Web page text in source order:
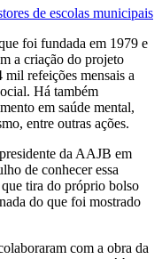
de escolas municipais
foi fundada em 1979 e
a criação do projeto
refeições mensais a
Há também
em saúde mental,
entre outras ações.
da AAJB em
de conhecer essa
tira do próprio bolso
do que foi mostrado
com a obra da